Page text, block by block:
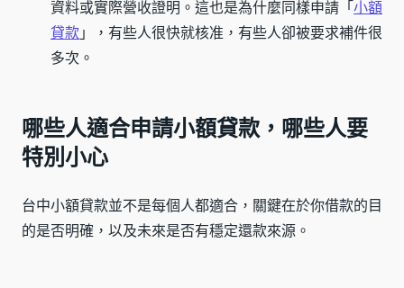
資料或實際營收證明。這也是為什麼同樣申請「小額
貸款 」，有些人很快就核准，有些人卻被要求補件很
多次。
哪些人適合申請小額貸款，哪些人要
特別小心
台中小額貸款並不是每個人都適合，關鍵在於你借款的目
的是否明確，以及未來是否有穩定還款來源。